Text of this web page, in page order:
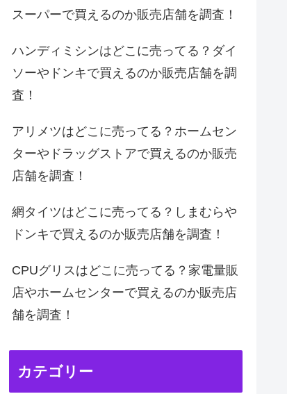
スーパーで買えるのか販売店舗を調査！
ハンディミシンはどこに売ってる？ダイ
ソーやドンキで買えるのか販売店舗を調
査！
アリメツはどこに売ってる？ホームセン
ターやドラッグストアで買えるのか販売
店舗を調査！
網タイツはどこに売ってる？しまむらや
ドンキで買えるのか販売店舗を調査！
CPUグリスはどこに売ってる？家電量販
店やホームセンターで買えるのか販売店
舗を調査！
カテゴリー